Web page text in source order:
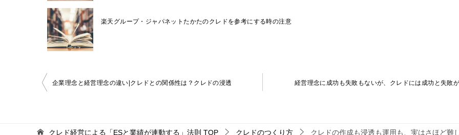
楽天グループ・ジャパネットたかたのクレドを参考にする時の注意
投
ビ
企業理念と経営理念の違い|クレドとの関係性は？クレドの浸透 経営理念に成功も失敗もないが、クレドには成功と失敗
クレド経営による「ESと業績が連動する」法則 TOP クレドのつくり方 クレドの作成も浸透も運用も、実はさほど難